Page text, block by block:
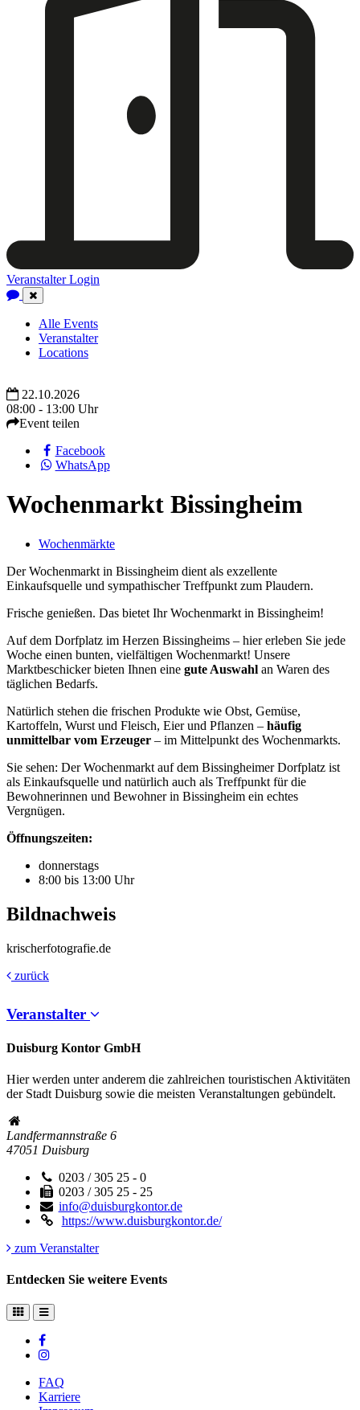
Veranstalter Login
Close
Navigation
Alle Events
Veranstalter
Locations
22.10.2026
08:00 - 13:00 Uhr
Event teilen
Facebook
WhatsApp
Wochenmarkt Bissingheim
Wochenmärkte
Der Wochenmarkt in Bissingheim dient als exzellente
Einkaufsquelle und sympathischer Treffpunkt zum Plaudern.
Frische genießen. Das bietet Ihr Wochenmarkt in Bissingheim!
Auf dem Dorfplatz im Herzen Bissingheims – hier erleben Sie jede
Woche einen bunten, vielfältigen Wochenmarkt! Unsere
Marktbeschicker bieten Ihnen eine gute Auswahl an Waren des
täglichen Bedarfs.
Natürlich stehen die frischen Produkte wie Obst, Gemüse,
Kartoffeln, Wurst und Fleisch, Eier und Pflanzen – häufig
unmittelbar vom Erzeuger – im Mittelpunkt des Wochenmarkts.
Sie sehen: Der Wochenmarkt auf dem Bissingheimer Dorfplatz ist
als Einkaufsquelle und natürlich auch als Treffpunkt für die
Bewohnerinnen und Bewohner in Bissingheim ein echtes
Vergnügen.
Öffnungszeiten:
donnerstags
8:00 bis 13:00 Uhr
Bildnachweis
krischerfotografie.de
zurück
Veranstalter
Duisburg Kontor GmbH
Hier werden unter anderem die zahlreichen touristischen Aktivitäten
der Stadt Duisburg sowie die meisten Veranstaltungen gebündelt.
Landfermannstraße 6
47051 Duisburg
0203 / 305 25 - 0
0203 / 305 25 - 25
info@duisburgkontor.de
https://www.duisburgkontor.de/
zum Veranstalter
Entdecken Sie weitere Events
FAQ
Karriere